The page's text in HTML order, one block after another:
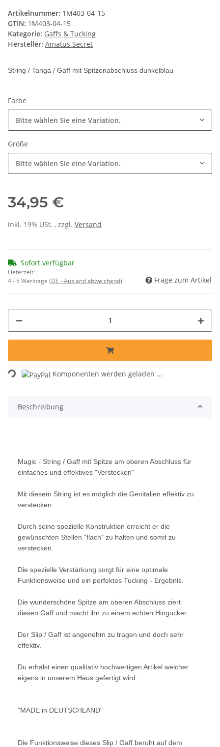
Artikelnummer: 1M403-04-15
GTIN: 1M403-04-15
Kategorie: Gaffs & Tucking
Hersteller: Amatus Secret
String / Tanga / Gaff mit Spitzenabschluss dunkelblau
Farbe
Bitte wählen Sie eine Variation.
Größe
Bitte wählen Sie eine Variation.
34,95 €
inkl. 19% USt. , zzgl. Versand
Sofort verfügbar
Lieferzeit:
4 - 5 Werktage (DE - Ausland abweichend) Frage zum Artikel
Loading... Komponenten werden geladen ...
Beschreibung
Magic - String / Gaff mit Spitze am oberen Abschluss für
einfaches und effektives "Verstecken"
Mit diesem String ist es möglich die Genitalien effektiv zu
verstecken.
Durch seine spezielle Konstruktion erreicht er die
gewünschten Stellen "flach" zu halten und somit zu
verstecken.
Die spezielle Verstärkung sorgt für eine optimale
Funktionsweise und ein perfektes Tucking - Ergebnis.
Die wunderschöne Spitze am oberen Abschluss ziert
diesen Gaff und macht ihn zu einem echten Hingucker.
Der Slip / Gaff ist angenehm zu tragen und doch sehr
effektiv.
Du erhälst einen qualitativ hochwertigen Artikel welcher
eigens in unserem Haus gefertigt wird.
"MADE in DEUTSCHLAND"
Die Funktionsweise dieses Slip / Gaff beruht auf dem